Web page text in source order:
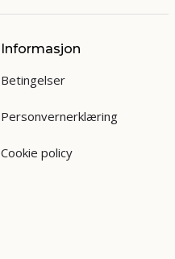
Informasjon
Betingelser
Personvernerklæring
Cookie policy